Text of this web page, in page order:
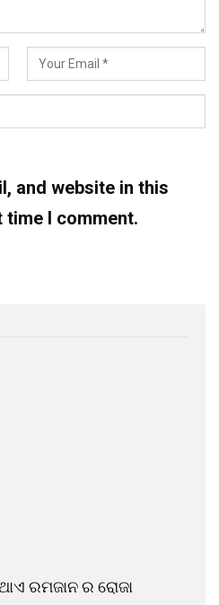
and website in this
I comment.
ରମଜାନ ର ରୋଜା